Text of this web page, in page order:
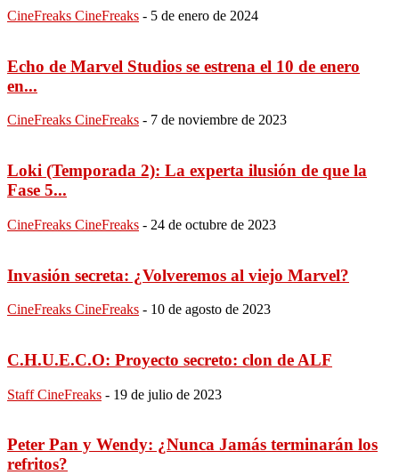
CineFreaks CineFreaks - 5 de enero de 2024
Echo de Marvel Studios se estrena el 10 de enero
en...
CineFreaks CineFreaks - 7 de noviembre de 2023
Loki (Temporada 2): La experta ilusión de que la
Fase 5...
CineFreaks CineFreaks - 24 de octubre de 2023
Invasión secreta: ¿Volveremos al viejo Marvel?
CineFreaks CineFreaks - 10 de agosto de 2023
C.H.U.E.C.O: Proyecto secreto: clon de ALF
Staff CineFreaks - 19 de julio de 2023
Peter Pan y Wendy: ¿Nunca Jamás terminarán los
refritos?